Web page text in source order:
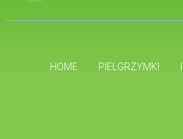
HOME PIELGRZYMKI